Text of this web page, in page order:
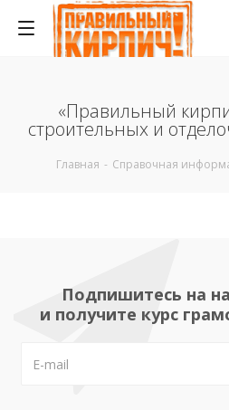
«Правильный
строительных и
Главная - Справочная
Подпишитесь на
и получите курс